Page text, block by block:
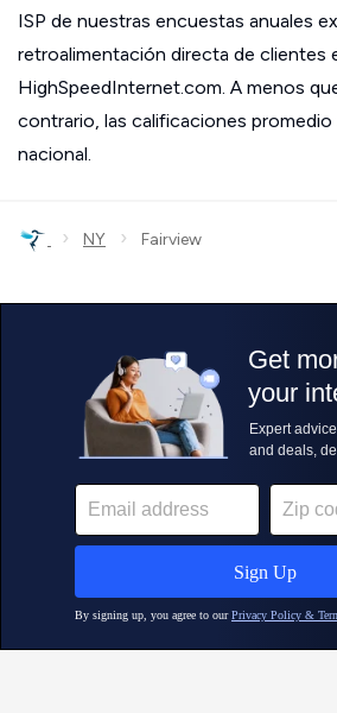
ISP de nuestras encuestas anuales
retroalimentación directa de clientes
HighSpeedInternet.com. A menos
contrario, las calificaciones promedio
nacional.
› NY › Fairview